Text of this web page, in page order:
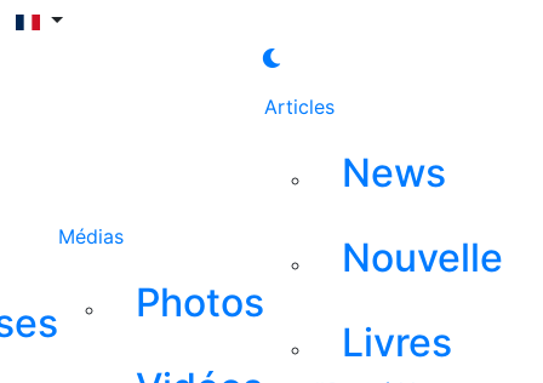
Médias
Photos
Articles
News
Nouvelle
Livres